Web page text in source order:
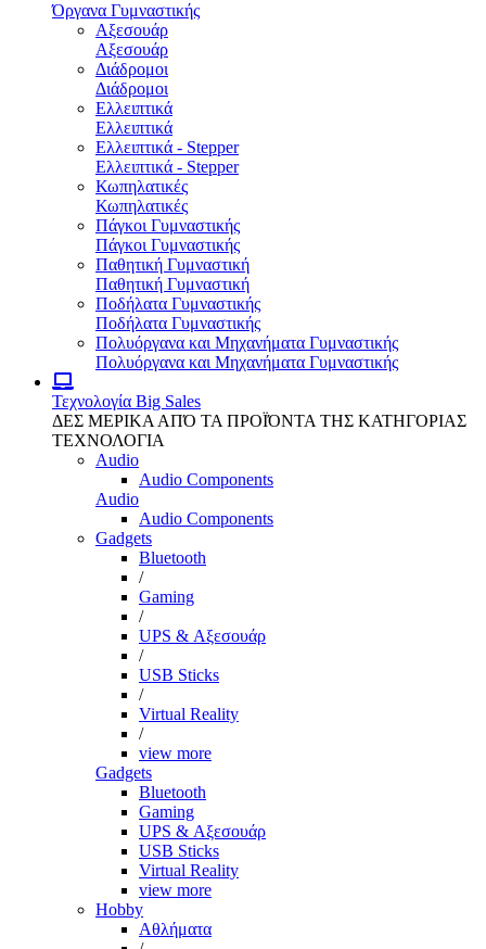
Όργανα Γυμναστικής
Αξεσουάρ
Αξεσουάρ
Διάδρομοι
Διάδρομοι
Ελλειπτικά
Ελλειπτικά
Ελλειπτικά - Stepper
Ελλειπτικά - Stepper
Κωπηλατικές
Κωπηλατικές
Πάγκοι Γυμναστικής
Πάγκοι Γυμναστικής
Παθητική Γυμναστική
Παθητική Γυμναστική
Ποδήλατα Γυμναστικής
Ποδήλατα Γυμναστικής
Πολυόργανα και Μηχανήματα Γυμναστικής
Πολυόργανα και Μηχανήματα Γυμναστικής
Τεχνολογία Big Sales
ΔΕΣ ΜΕΡΙΚΑ ΑΠΌ ΤΑ ΠΡΟΪΌΝΤΑ ΤΗΣ ΚΑΤΗΓΟΡΙΑΣ
ΤΕΧΝΟΛΟΓΙΑ
Audio
Audio Components
Audio
Audio Components
Gadgets
Bluetooth
/
Gaming
/
UPS & Αξεσουάρ
/
USB Sticks
/
Virtual Reality
/
view more
Gadgets
Bluetooth
Gaming
UPS & Αξεσουάρ
USB Sticks
Virtual Reality
view more
Hobby
Αθλήματα